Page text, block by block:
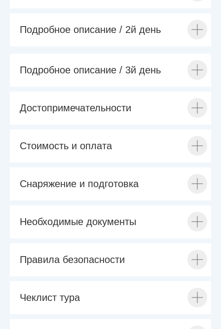
Подробное описание / 2й день
Подробное описание / 3й день
Достопримечательности
Стоимость и оплата
Снаряжение и подготовка
Необходимые документы
Правила безопасности
Чеклист тура